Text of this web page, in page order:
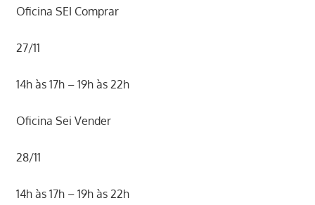
Oficina SEI Comprar
27/11
14h às 17h – 19h às 22h
Oficina Sei Vender
28/11
14h às 17h – 19h às 22h